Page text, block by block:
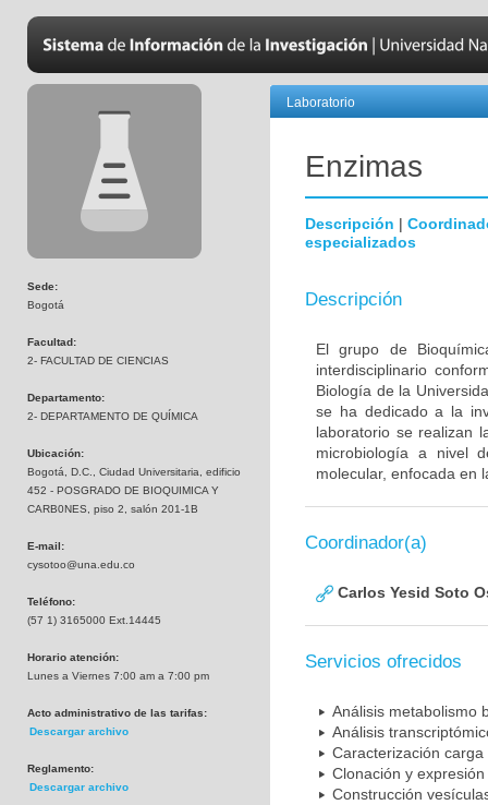
Sede:
Bogotá
Facultad:
2- FACULTAD DE CIENCIAS
Departamento:
2- DEPARTAMENTO DE QUÍMICA
Ubicación:
Bogotá, D.C., Ciudad Universitaria, edificio
452 - POSGRADO DE BIOQUIMICA Y
CARB0NES, piso 2, salón 201-1B
E-mail:
cysotoo@una.edu.co
Teléfono:
(57 1) 3165000 Ext.14445
Horario atención:
Lunes a Viernes 7:00 am a 7:00 pm
Acto administrativo de las tarifas:
Descargar archivo
Reglamento:
Descargar archivo
Laboratorio
Enzimas
Descripción |
especializados
Descripción
El grupo de
interdisciplinario
Biología de la
se ha dedicado a la
laboratorio se realizan
microbiología a nivel
molecular, enfocada en
Coordinador(a)
Carlos Yesid Soto
Servicios ofrecidos
Análisis metabolismo
Análisis
Caracterización
Clonación y
Construcción